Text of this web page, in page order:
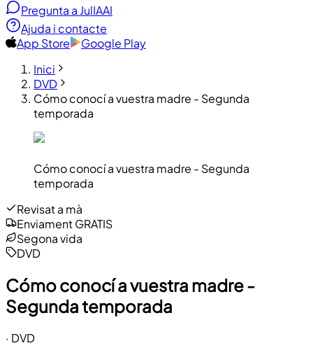
Pregunta a JulIAAI
Ajuda i contacte
App Store
Google Play
Inici
DVD
Cómo conocí a vuestra madre - Segunda
temporada
Cómo conocí a vuestra madre - Segunda
temporada
Revisat a mà
Enviament GRATIS
Segona vida
DVD
Cómo conocí a vuestra madre -
Segunda temporada
· DVD